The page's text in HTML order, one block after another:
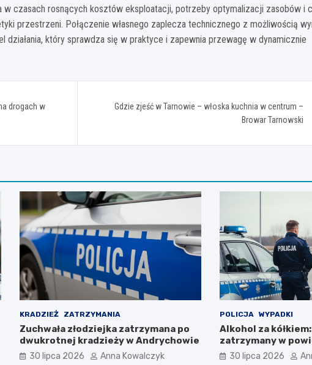
czasach rosnących kosztów eksploatacji, potrzeby optymalizacji zasobów i
przestrzeni. Połączenie własnego zaplecza technicznego z możliwością
który sprawdza się w praktyce i zapewnia przewagę w dynamicznie
drogach w
Gdzie zjeść w Tarnowie – włoska kuchnia w centrum –
Browar Tarnowski
KRADZIEŻ ZATRZYMANIA
Zuchwała złodziejka zatrzymana po
dwukrotnej kradzieży w Andrychowie
30 lipca 2026 Anna Kowalczyk
POLICJA WYPADKI
Alkohol za
zatrzymany w
30 lipca 2026